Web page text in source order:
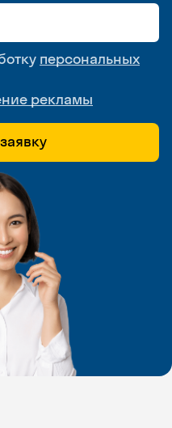
персональных
рекламы